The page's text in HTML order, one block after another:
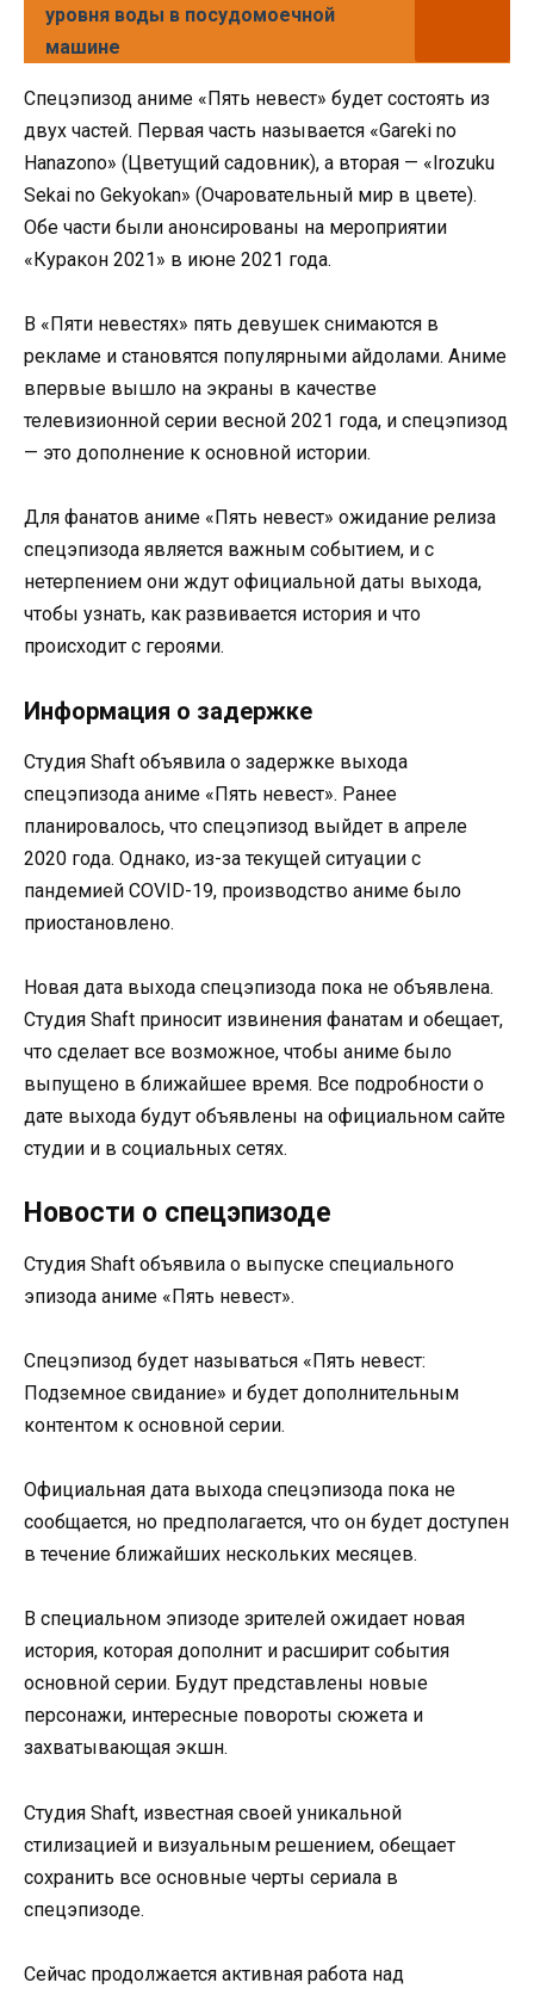
уровня воды в посудомоечной
машине
Спецэпизод аниме «Пять невест» будет состоять из
двух частей. Первая часть называется «Gareki no
Hanazono» (Цветущий садовник), а вторая — «Irozuku
Sekai no Gekyokan» (Очаровательный мир в цвете).
Обе части были анонсированы на мероприятии
«Куракон 2021» в июне 2021 года.
В «Пяти невестях» пять девушек снимаются в
рекламе и становятся популярными айдолами. Аниме
впервые вышло на экраны в качестве
телевизионной серии весной 2021 года, и спецэпизод
— это дополнение к основной истории.
Для фанатов аниме «Пять невест» ожидание релиза
спецэпизода является важным событием, и с
нетерпением они ждут официальной даты выхода,
чтобы узнать, как развивается история и что
происходит с героями.
Информация о задержке
Студия Shaft объявила о задержке выхода
спецэпизода аниме «Пять невест». Ранее
планировалось, что спецэпизод выйдет в апреле
2020 года. Однако, из-за текущей ситуации с
пандемией COVID-19, производство аниме было
приостановлено.
Новая дата выхода спецэпизода пока не объявлена.
Студия Shaft приносит извинения фанатам и обещает,
что сделает все возможное, чтобы аниме было
выпущено в ближайшее время. Все подробности о
дате выхода будут объявлены на официальном сайте
студии и в социальных сетях.
Новости о спецэпизоде
Студия Shaft объявила о выпуске специального
эпизода аниме «Пять невест».
Спецэпизод будет называться «Пять невест:
Подземное свидание» и будет дополнительным
контентом к основной серии.
Официальная дата выхода спецэпизода пока не
сообщается, но предполагается, что он будет доступен
в течение ближайших нескольких месяцев.
В специальном эпизоде зрителей ожидает новая
история, которая дополнит и расширит события
основной серии. Будут представлены новые
персонажи, интересные повороты сюжета и
захватывающая экшн.
Студия Shaft, известная своей уникальной
стилизацией и визуальным решением, обещает
сохранить все основные черты сериала в
спецэпизоде.
Сейчас продолжается активная работа над